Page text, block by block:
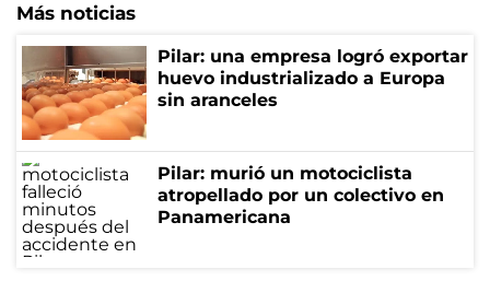
Más noticias
Pilar: una empresa logró exportar
huevo industrializado a Europa
sin aranceles
Pilar: murió un motociclista
atropellado por un colectivo en
Panamericana